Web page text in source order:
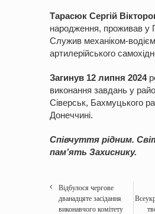
Тарасюк Сергій
народження, проживав у
Служив механіком-
артилерійського
Загинув 12 липня 2024
виконання завдань у
Сіверськ, Бахмуцького
Донеччині.
Співчуття рідним.
пам’ять Захиснику.
Відбулося чергове
дванадцяте засідання
виконавчого комітету